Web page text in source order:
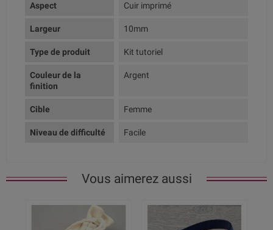
Aspect Cuir imprimé
Largeur 10mm
Type de produit Kit tutoriel
Couleur de la
finition
Argent
Cible Femme
Niveau de difficulté Facile
Vous aimerez aussi